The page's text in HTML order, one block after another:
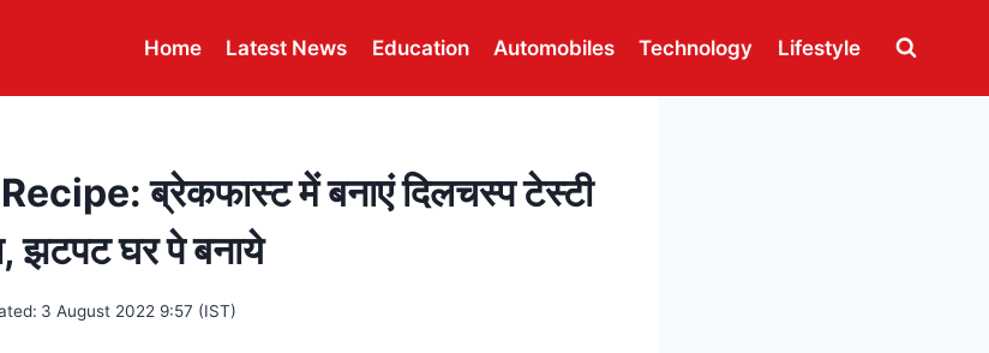
Home Latest News Education Automobiles Technology Lifestyle
ब्रेकफास्ट में बनाएं दिलचस्प टेस्टी
झटपट घर पे बनाये
3 August 2022 9:57 (IST)